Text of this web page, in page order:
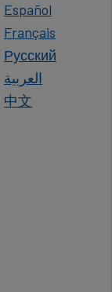
Español
Français
Русский
العربية
中文